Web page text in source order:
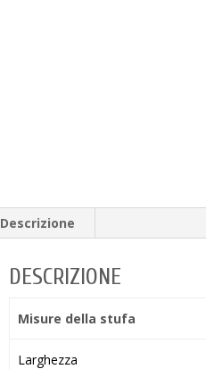
Descrizione
DESCRIZIONE
Misure della stufa
Larghezza